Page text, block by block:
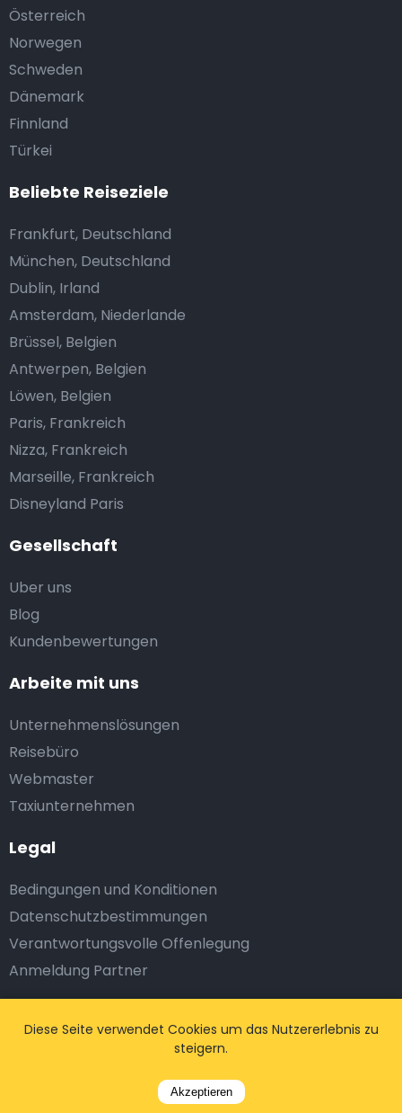
Gesellschaft
Uber uns
Blog
Kundenbewertungen
Arbeite mit uns
Unternehmenslösungen
Reisebüro
Webmaster
Taxiunternehmen
Legal
Bedingungen und Konditionen
Datenschutzbestimmungen
Verantwortungsvolle Offenlegung
Anmeldung Partner
Österreich
Norwegen
Schweden
Dänemark
Finnland
Türkei
Beliebte Reiseziele
Frankfurt, Deutschland
München, Deutschland
Dublin, Irland
Amsterdam, Niederlande
Brüssel, Belgien
Antwerpen, Belgien
Löwen, Belgien
Paris, Frankreich
Nizza, Frankreich
Marseille, Frankreich
Disneyland Paris
Diese Seite verwendet Cookies um das Nutzererlebnis zu
steigern.
Akzeptieren